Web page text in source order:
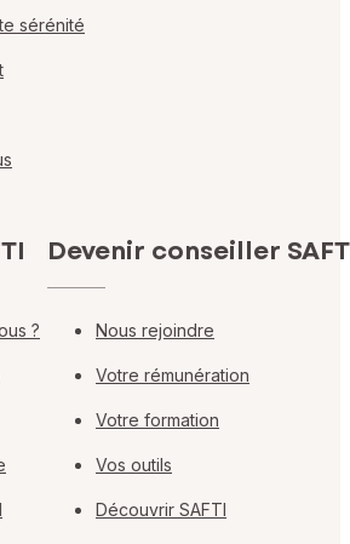
sérénité
?
Devenir conseiller
Nous rejoindre
Votre rémunération
Votre formation
Vos outils
Découvrir SAFTI